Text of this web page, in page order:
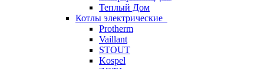
Теплый Дом
Котлы электрические
Protherm
Vaillant
STOUT
Kospel